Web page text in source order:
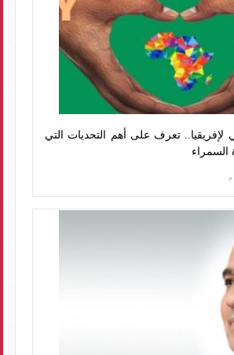
لإفريقيا.. تعرف على أهم التحديات التي
السمراء